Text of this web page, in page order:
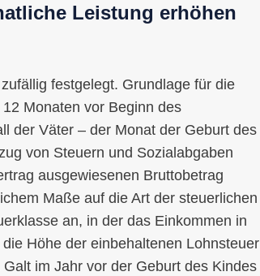
Leistung erhöhen
festgelegt. Grundlage für die
Monaten vor Beginn des
der Väter – der Monat der Geburt des
von Steuern und Sozialabgaben
ausgewiesenen Bruttobetrag
Maße auf die Art der steuerlichen
an, in der das Einkommen in
Höhe der einbehaltenen Lohnsteuer
im Jahr vor der Geburt des Kindes